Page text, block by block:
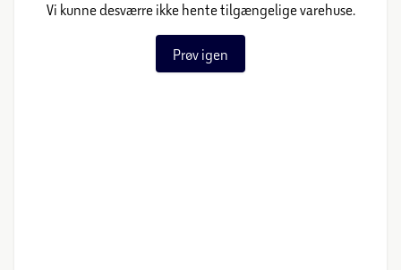
Vi kunne desværre ikke hente tilgængelige varehuse.
Prøv igen